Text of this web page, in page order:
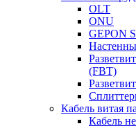
OLT
ONU
GEPON
(FBT)
Кабель витая
Кабель